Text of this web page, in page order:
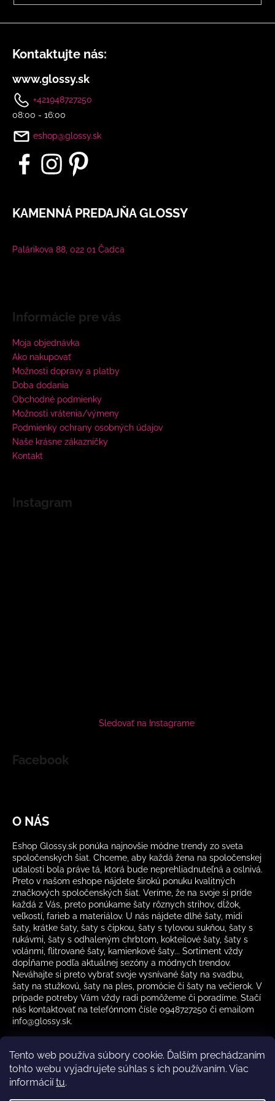
Tento web používa súbory cookie. Ďalším prechádzaním
tohto webu vyjadrujete súhlas s ich používaním. Viac
informáciítu.
Kontaktujte nás:
www.glossy.sk
+421948727250
08:00 - 16:00
eshop@glossy.sk
KAMENNÁ PREDAJŇA GLOSSY
Palárikova 88, 022 01 Čadca
Informácie pre vás
Moja objednávka
Ako nakupovať
Možnosti dopravy a platby
Doba dodania
Obchodné podmienky
Možnosti vrátenia/výmeny
Podmienky ochrany osobných údajov
Naše krásne zákazníčky
Kontakt
Instagram
Sledovať na Instagrame
Facebook
O NÁS
Eshop Glossy.sk ponúka najnovšie módne trendy zo sveta
spoločenských šiat. Chceme, aby každá žena na spoločenskej
udalosti bola práve tá, ktorá bude neprehliadnuteľná a oslnivá.
Preto v našom eshope nájdete širokú ponuku kvalitných
značkových spoločenských šiat. Veríme, že na svoje si príde
každá z Vás, preto ponúkame šaty rôznych strihov, dĺžok,
veľkostí, farieb a materiálov. U nás nájdete dlhé šaty, midi
šaty, krátke šaty, šaty s čipkou, šaty s tylovou sukňou, šaty s
rukávmi, šaty s odhaleným chrbtom, kokteilové šaty, šaty s
volánmi, flitrované šaty, kamienkové šaty... Sortiment vždy
dopĺňame podľa aktuálnej sezóny a módnych trendov.
Neváhajte si preto vybrať svoje vysnívané šaty na svadbu,
šaty na stužkovú, šaty na ples, promócie či šaty na večierok. V
prípade potreby Vám vždy radi pomôžeme či poradíme. Stačí
nás kontaktovať na telefónnom čísle 0948727250 či emailom
info@glossy.sk.